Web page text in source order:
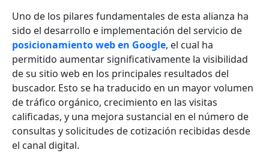
Uno de los pilares fundamentales de esta alianza ha
sido el desarrollo e implementación del servicio de
posicionamiento web en Google, el cual ha
permitido aumentar significativamente la visibilidad
de su sitio web en los principales resultados del
buscador. Esto se ha traducido en un mayor volumen
de tráfico orgánico, crecimiento en las visitas
calificadas, y una mejora sustancial en el número de
consultas y solicitudes de cotización recibidas desde
el canal digital.